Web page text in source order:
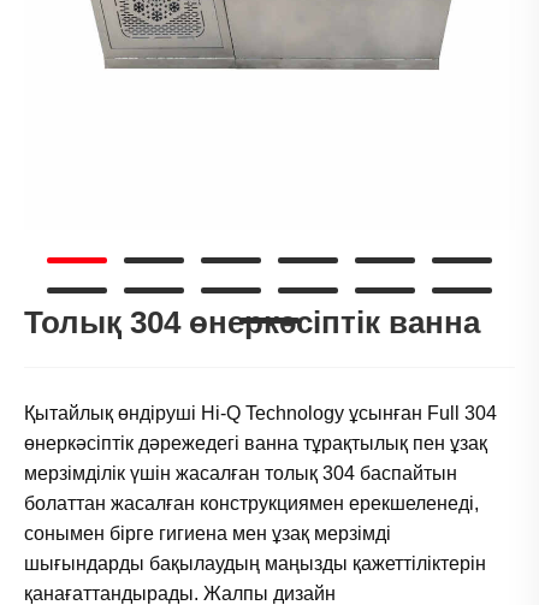
Толық 304 өнеркәсіптік ванна
Қытайлық өндіруші Hi-Q Technology ұсынған Full 304
өнеркәсіптік дәрежедегі ванна тұрақтылық пен ұзақ
мерзімділік үшін жасалған толық 304 баспайтын
болаттан жасалған конструкциямен ерекшеленеді,
сонымен бірге гигиена мен ұзақ мерзімді
шығындарды бақылаудың маңызды қажеттіліктерін
қанағаттандырады. Жалпы дизайн